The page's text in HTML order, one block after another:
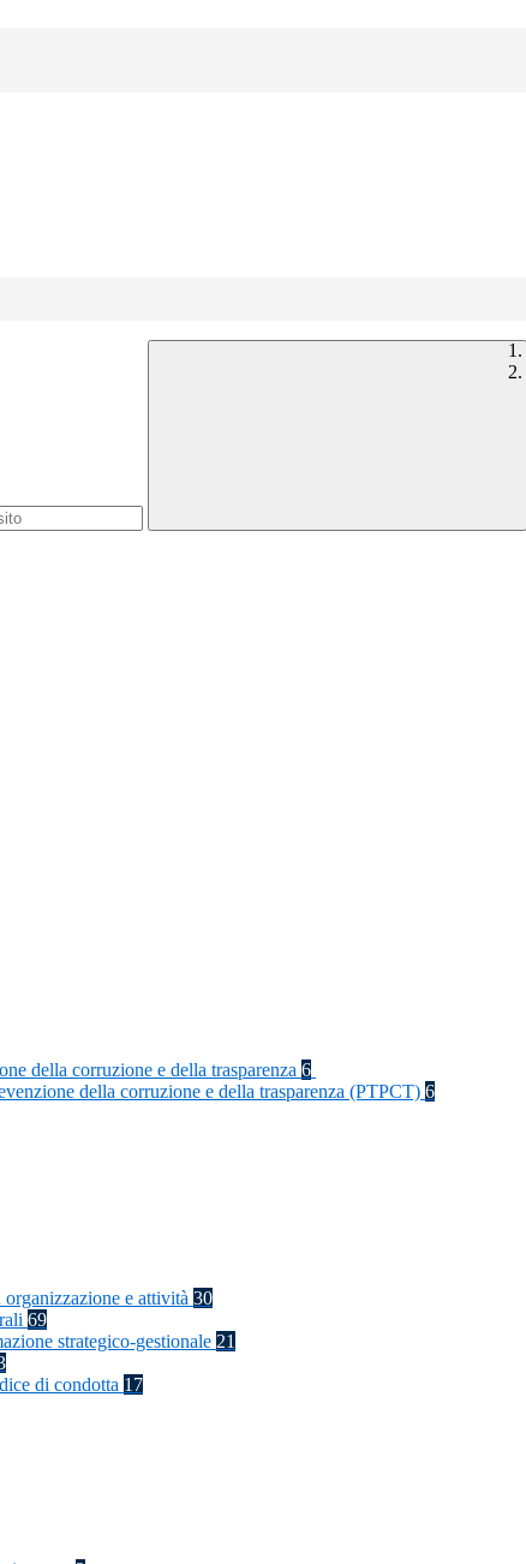
della corruzione e della trasparenza 6
della corruzione e della trasparenza (PTPCT) 6
e attività 30
69
strategico-gestionale 21
di condotta 17